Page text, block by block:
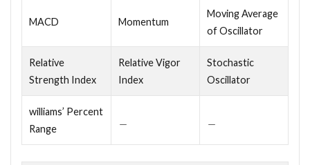
MACD Momentum
Moving Average
of Oscillator
Relative
Strength Index
Relative Vigor
Index
Stochastic
Oscillator
williams’ Percent
Range